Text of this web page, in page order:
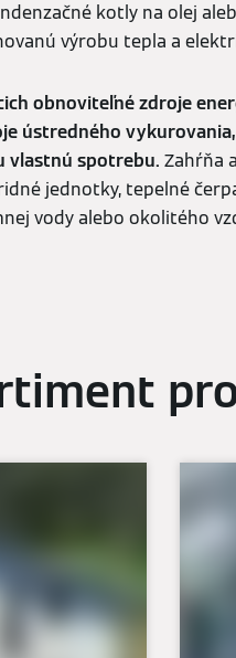
kotly na olej
výrobu tepla a
obnoviteľné zdroje
ústredného
vlastnú spotrebu. Zahŕňa
jednotky, tepelné
vody alebo okolitého